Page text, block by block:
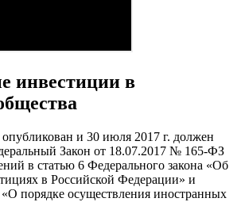
инвестиции в
и 30 июля 2017 г. должен
Закон от 18.07.2017 № 165-ФЗ
в статью 6 Федерального закона «Об
в Российской Федерации» и
порядке осуществления иностранных